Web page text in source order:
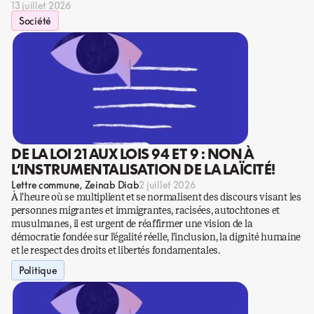
13 juillet 2026
Société
DE LA LOI 21 AUX LOIS 94 ET 9 : NON À
L’INSTRUMENTALISATION DE LA LAÏCITÉ!
Lettre commune Zeinab Diab2 juillet 2026
À l’heure où se multiplient et se normalisent des discours visant les
personnes migrantes et immigrantes, racisées, autochtones et
musulmanes, il est urgent de réaffirmer une vision de la
démocratie fondée sur l’égalité réelle, l’inclusion, la dignité humaine
et le respect des droits et libertés fondamentales.
Politique